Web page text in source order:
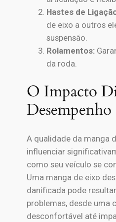
Hastes de
de eixo a outros
suspensão.
Rolamentos:
da roda.
O Impacto
Desempenho
A qualidade da manga
influenciar
como seu veículo se
Uma manga de eixo
danificada pode
problemas, desde uma
desconfortável até